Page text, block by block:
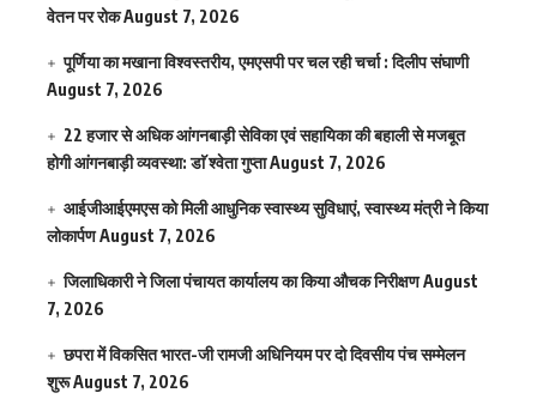
वेतन पर रोकAugust 7, 2026
पूर्णिया का मखाना विश्वस्तरीय, एमएसपी पर चल रही चर्चा : दिलीप संघाणी
August 7, 2026
22 हजार से अधिक आंगनबाड़ी सेविका एवं सहायिका की बहाली से मजबूत
होगी आंगनबाड़ी व्यवस्था: डाॅ श्वेता गुप्ताAugust 7, 2026
आईजीआईएमएस काे मिली आधुनिक स्वास्थ्य सुविधाएं, स्वास्थ्य मंत्री ने किया
लोकार्पणAugust 7, 2026
जिलाधिकारी ने जिला पंचायत कार्यालय का किया औचक निरीक्षणAugust
7, 2026
छपरा में विकसित भारत-जी रामजी अधिनियम पर दो दिवसीय पंच सम्मेलन
शुरूAugust 7, 2026